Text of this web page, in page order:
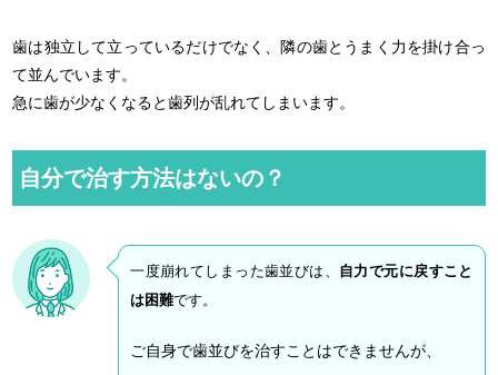
歯は独立して立っているだけでなく、隣の歯とうまく力を掛け合っ
て並んでいます。
急に歯が少なくなると歯列が乱れてしまいます。
自分で治す方法はないの？
一度崩れてしまった歯並びは、 自力で元に戻すこと
は困難です。
ご自身で歯並びを治すことはできませんが、